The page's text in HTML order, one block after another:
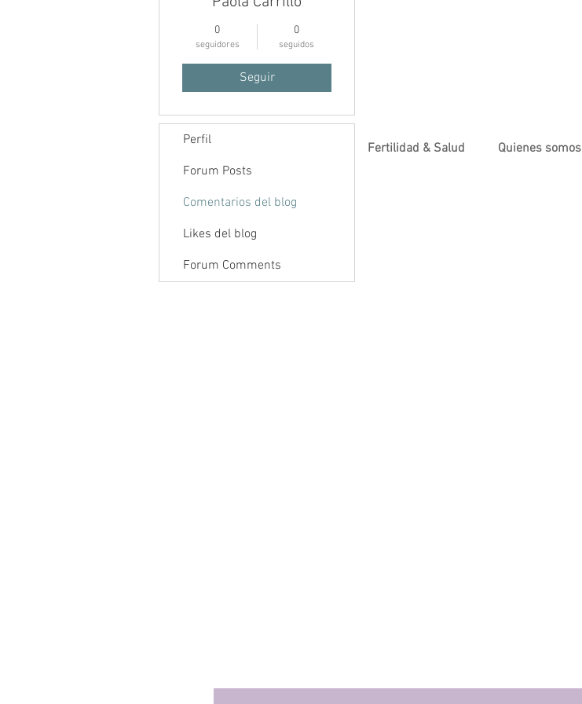
Fertilidad & Salud Quienes somos
0
seguidores
0
seguidos
Seguir
Perfil
Forum Posts
Comentarios del blog
Likes del blog
Forum Comments